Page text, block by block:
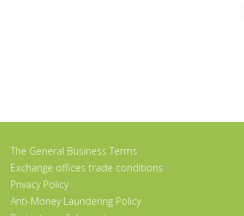
The General Business Terms
Exchange offices trade conditions
Privacy Policy
Anti-Money Laundering Policy